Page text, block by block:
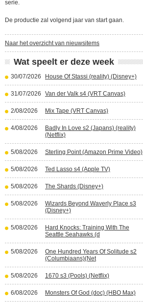
serie.
De productie zal volgend jaar van start gaan.
Naar het overzicht van nieuwsitems
Wat speelt er deze week
30/07/2026 House Of Stassi (reality) (Disney+)
31/07/2026 Van der Valk s4 (VRT Canvas)
2/08/2026 Mix Tape (VRT Canvas)
4/08/2026
Badly In Love s2 (Japans) (reality)
(Netflix)
5/08/2026 Sterling Point (Amazon Prime Video)
5/08/2026 Ted Lasso s4 (Apple TV)
5/08/2026 The Shards (Disney+)
5/08/2026
Wizards Beyond Waverly Place s3
(Disney+)
5/08/2026
Hard Knocks: Training With The
Seattle Seahawks (d
5/08/2026
One Hundred Years Of Solitude s2
(Columbiaans)(Net
5/08/2026 1670 s3 (Pools) (Netflix)
6/08/2026 Monsters Of God (doc) (HBO Max)